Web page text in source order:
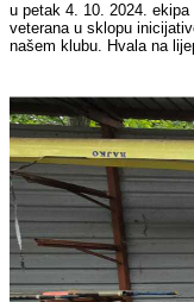
u petak 4. 10. 2024.
veterana u sklopu
našem klubu. Hvala na